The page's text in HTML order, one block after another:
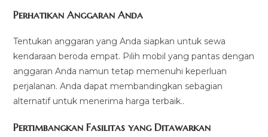
Perhatikan Anggaran Anda
Tentukan anggaran yang Anda siapkan untuk sewa
kendaraan beroda empat. Pilih mobil yang pantas dengan
anggaran Anda namun tetap memenuhi keperluan
perjalanan. Anda dapat membandingkan sebagian
alternatif untuk menerima harga terbaik..
Pertimbangkan Fasilitas yang Ditawarkan